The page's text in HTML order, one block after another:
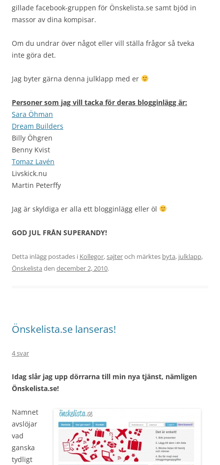
gillade facebook-gruppen för Önskelista.se samt bjöd in
massor av dina kompisar.
Om du undrar över något eller vill ställa frågor så tveka
inte göra det.
Jag byter gärna denna julklapp med er
Personer som jag vill tacka för deras blogginlägg är:
Sara Öhman
Dream Builders
Billy Öhgren
Benny Kvist
Tomaz Lavén
Livskick.nu
Martin Peterffy
Jag är skyldiga er alla ett blogginlägg eller öl
GOD JUL FRÅN SUPERANDY!
Detta inlägg postades i Kollegor,sajteroch märktes byta, julklapp,
Önskelista den december 2, 2010.
Önskelista.se lanseras!
4 svar
Idag slår jag upp dörrarna till min nya tjänst, nämligen
Önskelista.se!
Namnet
avslöjar
vad
ganska
tydligt